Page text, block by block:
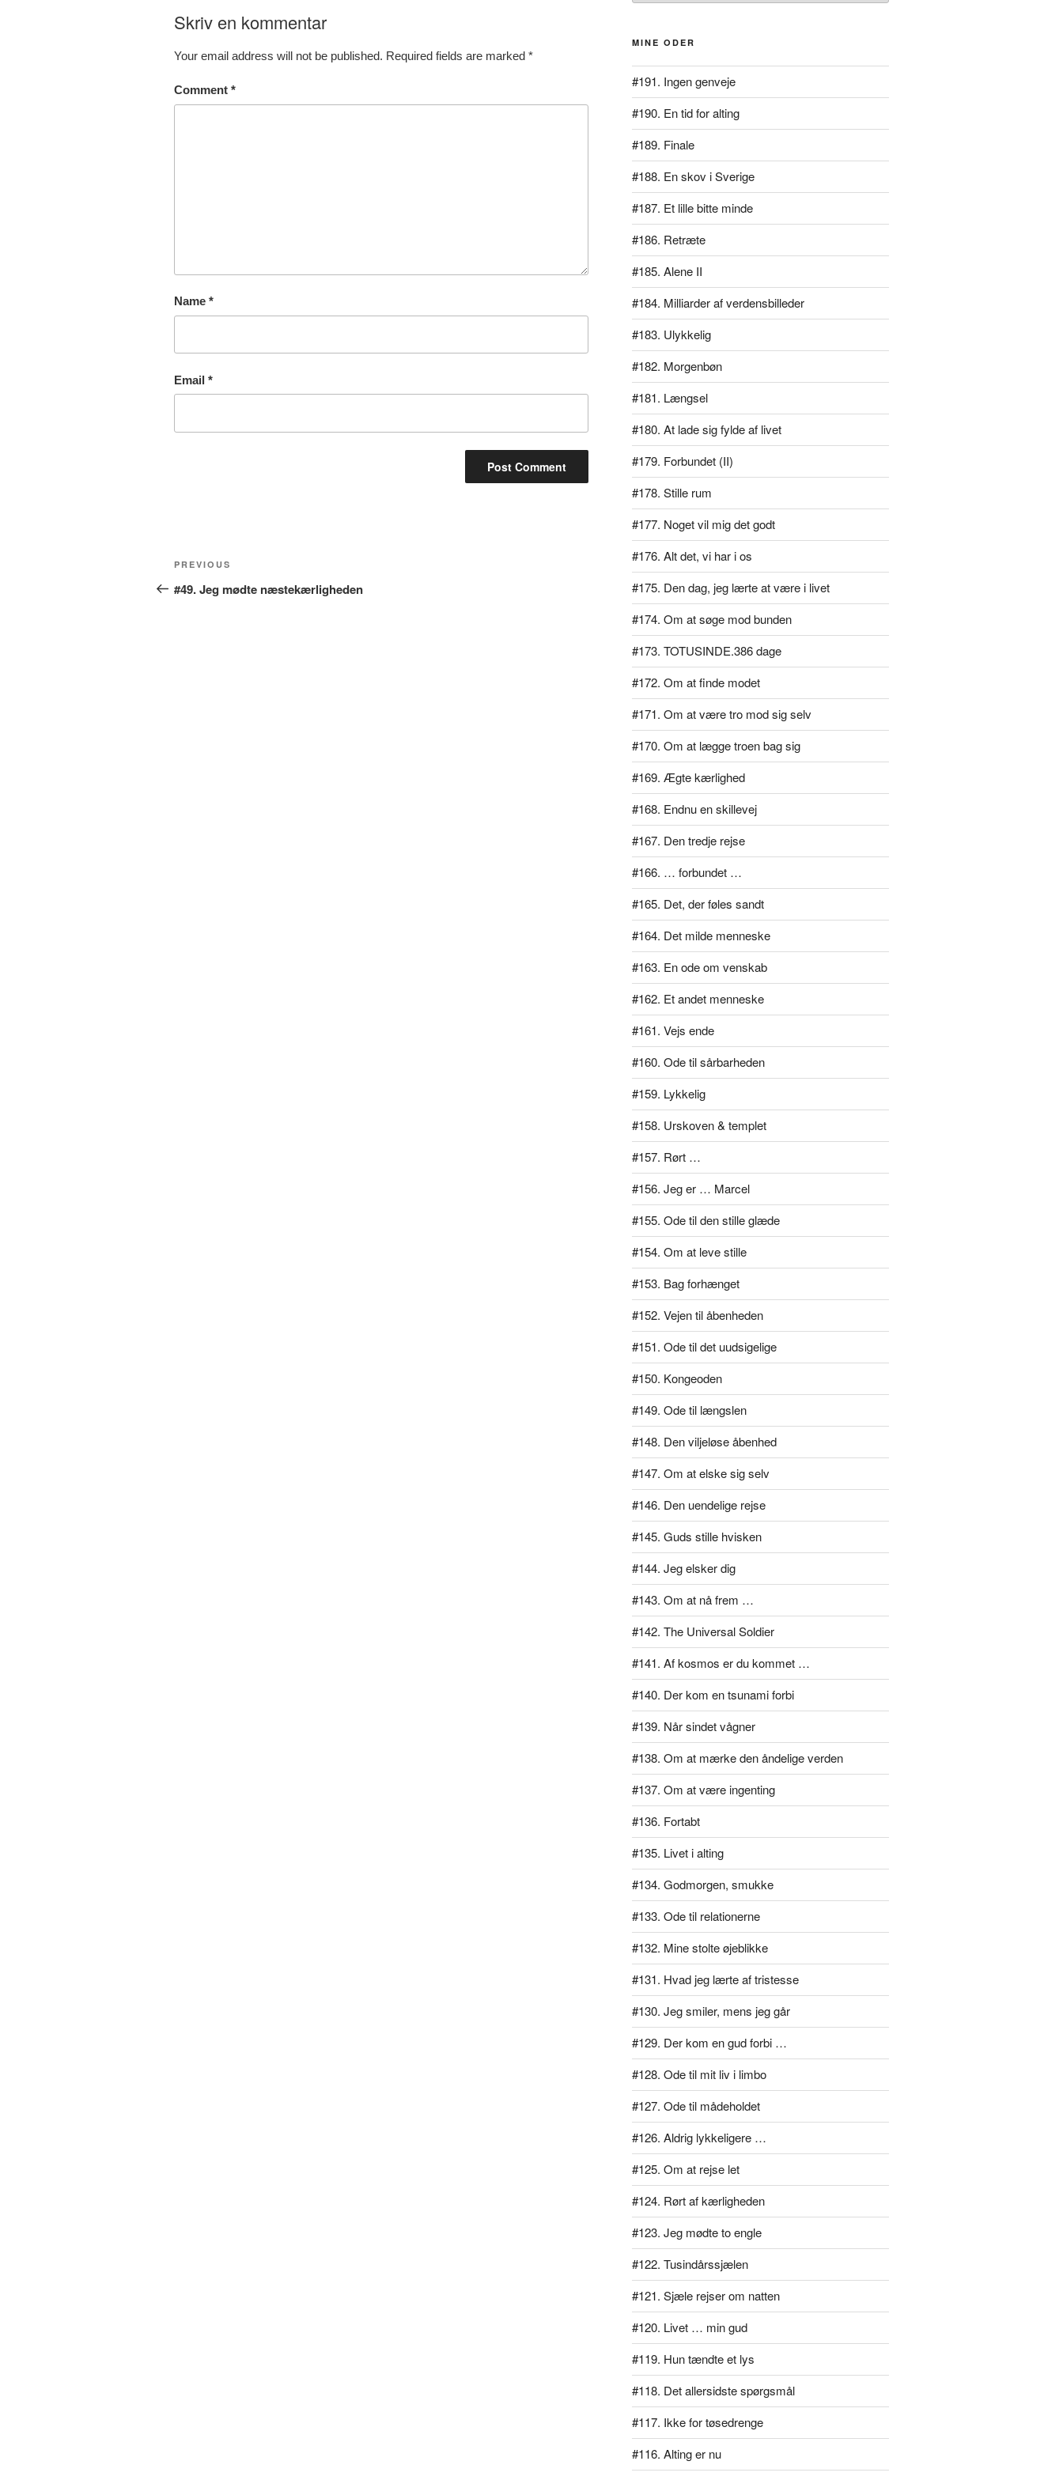
Skriv en kommentar
Your email address will not be published. Required fields are marked *
Comment *
Name *
Email *
Post
navigation
Previous
Post
PREVIOUS
#49. Jeg mødte næstekærligheden
MINE ODER
#191. Ingen genveje
#190. En tid for alting
#189. Finale
#188. En skov i Sverige
#187. Et lille bitte minde
#186. Retræte
#185. Alene II
#184. Milliarder af verdensbilleder
#183. Ulykkelig
#182. Morgenbøn
#181. Længsel
#180. At lade sig fylde af livet
#179. Forbundet (II)
#178. Stille rum
#177. Noget vil mig det godt
#176. Alt det, vi har i os
#175. Den dag, jeg lærte at være i livet
#174. Om at søge mod bunden
#173. TOTUSINDE.386 dage
#172. Om at finde modet
#171. Om at være tro mod sig selv
#170. Om at lægge troen bag sig
#169. Ægte kærlighed
#168. Endnu en skillevej
#167. Den tredje rejse
#166. … forbundet …
#165. Det, der føles sandt
#164. Det milde menneske
#163. En ode om venskab
#162. Et andet menneske
#161. Vejs ende
#160. Ode til sårbarheden
#159. Lykkelig
#158. Urskoven & templet
#157. Rørt …
#156. Jeg er … Marcel
#155. Ode til den stille glæde
#154. Om at leve stille
#153. Bag forhænget
#152. Vejen til åbenheden
#151. Ode til det uudsigelige
#150. Kongeoden
#149. Ode til længslen
#148. Den viljeløse åbenhed
#147. Om at elske sig selv
#146. Den uendelige rejse
#145. Guds stille hvisken
#144. Jeg elsker dig
#143. Om at nå frem …
#142. The Universal Soldier
#141. Af kosmos er du kommet …
#140. Der kom en tsunami forbi
#139. Når sindet vågner
#138. Om at mærke den åndelige verden
#137. Om at være ingenting
#136. Fortabt
#135. Livet i alting
#134. Godmorgen, smukke
#133. Ode til relationerne
#132. Mine stolte øjeblikke
#131. Hvad jeg lærte af tristesse
#130. Jeg smiler, mens jeg går
#129. Der kom en gud forbi …
#128. Ode til mit liv i limbo
#127. Ode til mådeholdet
#126. Aldrig lykkeligere …
#125. Om at rejse let
#124. Rørt af kærligheden
#123. Jeg mødte to engle
#122. Tusindårssjælen
#121. Sjæle rejser om natten
#120. Livet … min gud
#119. Hun tændte et lys
#118. Det allersidste spørgsmål
#117. Ikke for tøsedrenge
#116. Alting er nu